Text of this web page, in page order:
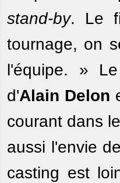
stand-by. Le
tournage, on
l'équipe. »
d'Alain Delon
courant dans
aussi l'envie
casting est